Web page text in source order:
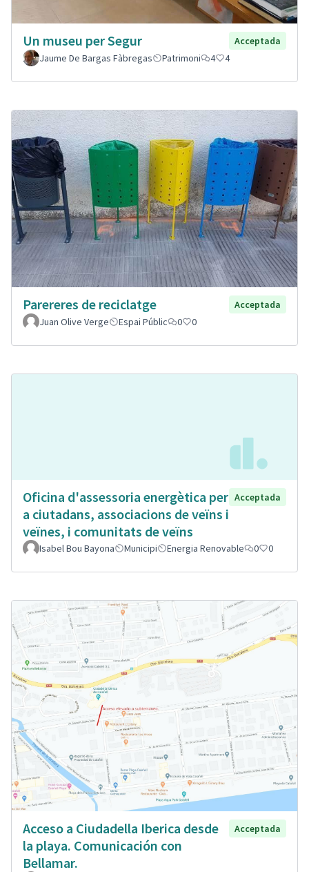
Un museu per Segur
Acceptada
Jaume De Bargas Fàbregas
Patrimoni 4 4
Parereres de reciclatge
Acceptada
Juan Olive Verge
Espai Públic 0 0
Oficina d'assessoria energètica per
a ciutadans, associacions de veïns i
veïnes, i comunitats de veïns
Acceptada
Isabel Bou Bayona Municipi Energia Renovable 0 0
Acceso a Ciudadella Iberica desde
la playa. Comunicación con
Bellamar.
Acceptada